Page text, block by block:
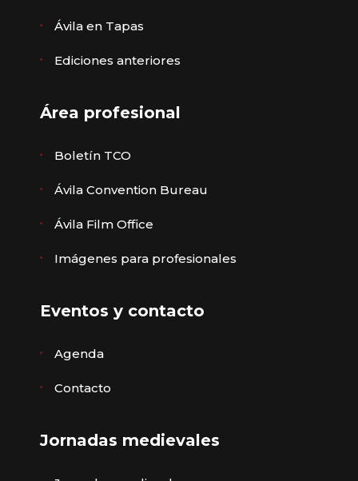
Ávila en Tapas
Ediciones anteriores
Área profesional
Boletín TCO
Ávila Convention Bureau
Ávila Film Office
Imágenes para profesionales
Eventos y contacto
Agenda
Contacto
Jornadas medievales